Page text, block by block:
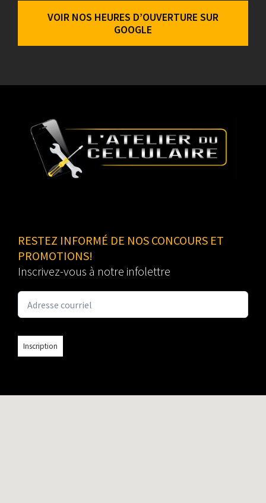
VOIR NOS HEURES D’OUVERTURE SUR
GOOGLE
RESTEZ INFORMÉ DE NOS CONCOURS ET
PROMOTIONS!
Inscrivez-vous à notre infolettre